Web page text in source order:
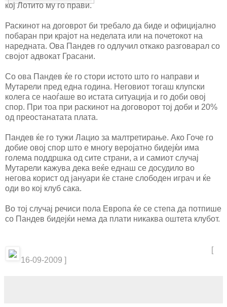
кој Лотито му го прави.
Раскинот на договрот би требало да биде и официјално
побаран при крајот на неделата или на почетокот на
наредната. Ова Пандев го одлучил откако разговарал со
својот адвокат Грасани.
Со ова Пандев ќе го стори истото што го направи и
Мутарели пред една година. Неговиот тогаш клупски
колега се наоѓаше во истата ситуација и го доби овој
спор. При тоа при раскинот на договорот тој доби и 20%
од преостанатата плата.
Пандев ќе го тужи Лацио за малтретирање. Ако Гоче го
добие овој спор што е многу веројатно бидејќи има
голема поддршка од сите страни, а и самиот случај
Мутарели кажува дека веќе еднаш се досудило во
негова корист од јануари ќе стане слободен играч и ќе
оди во кој клуб сака.
Во тој случај речиси пола Европа ќе се степа да потпише
со Пандев бидејќи нема да плати никаква оштета клубот.
[
16-09-2009 ]